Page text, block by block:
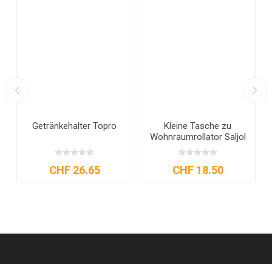
Getränkehalter Topro
CHF 26.65
Kleine Tasche zu
Wohnraumrollator Saljol
CHF 18.50